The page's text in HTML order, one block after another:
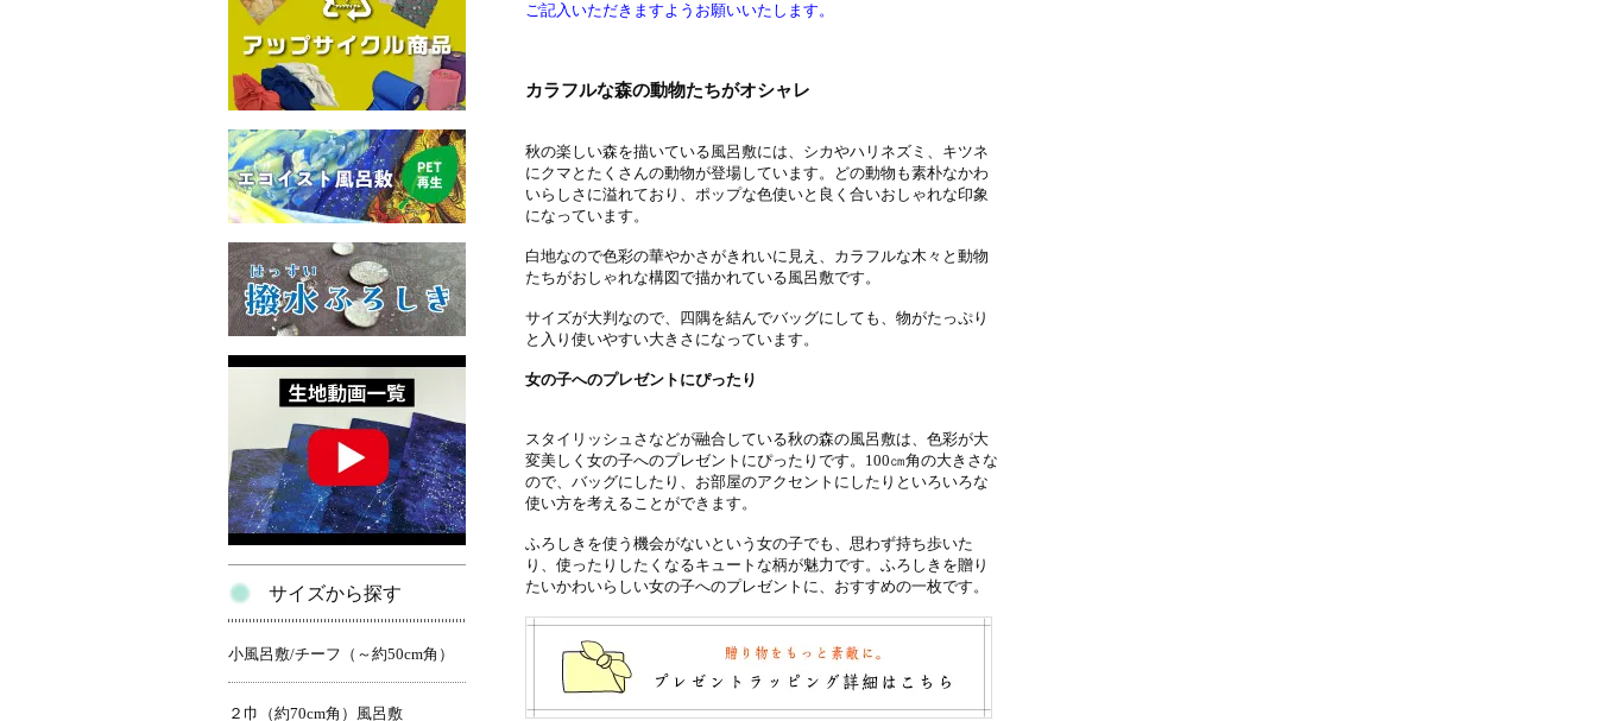
ご記入いただきますようお願いいたします。
カラフルな森の動物たちがオシャレ
秋の楽しい森を描いている風呂敷には、シカやハリネズミ、キツネ
にクマとたくさんの動物が登場しています。どの動物も素朴なかわ
いらしさに溢れており、ポップな色使いと良く合いおしゃれな印象
になっています。
白地なので色彩の華やかさがきれいに見え、カラフルな木々と動物
たちがおしゃれな構図で描かれている風呂敷です。
サイズが大判なので、四隅を結んでバッグにしても、物がたっぷり
と入り使いやすい大きさになっています。
女の子へのプレゼントにぴったり
スタイリッシュさなどが融合している秋の森の風呂敷は、色彩が大
変美しく女の子へのプレゼントにぴったりです。100㎝角の大きさな
ので、バッグにしたり、お部屋のアクセントにしたりといろいろな
使い方を考えることができます。
ふろしきを使う機会がないという女の子でも、思わず持ち歩いた
り、使ったりしたくなるキュートな柄が魅力です。ふろしきを贈り
たいかわいらしい女の子へのプレゼントに、おすすめの一枚です。
サイズから探す
小風呂敷/チーフ（～約50cm角）
２巾（約70cm角）風呂敷